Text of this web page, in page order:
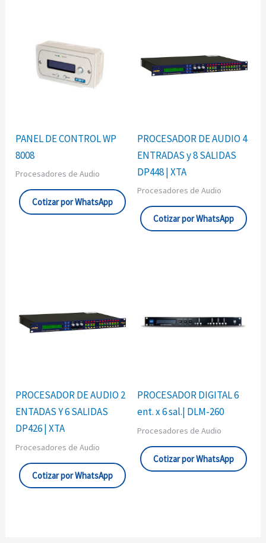
PANEL DE CONTROL WP
8008
Procesadores de Audio
Cotizar por WhatsApp
PROCESADOR DE AUDIO 4
ENTRADAS y 8 SALIDAS
DP448 | XTA
Procesadores de Audio
Cotizar por WhatsApp
PROCESADOR DE AUDIO 2
ENTADAS Y 6 SALIDAS
DP426 | XTA
Procesadores de Audio
Cotizar por WhatsApp
PROCESADOR DIGITAL 6
ent. x 6 sal.| DLM-260
Procesadores de Audio
Cotizar por WhatsApp